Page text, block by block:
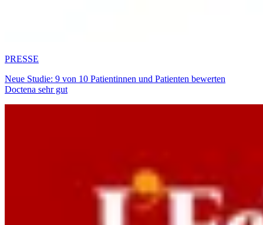
PRESSE
Neue Studie: 9 von 10 Patientinnen und Patienten bewerten
Doctena sehr gut